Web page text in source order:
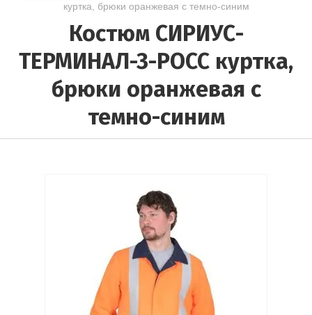
куртка, брюки оранжевая с темно-синим
Костюм СИРИУС-
ТЕРМИНАЛ-3-РОСС куртка,
брюки оранжевая с
темно-синим
Текст: